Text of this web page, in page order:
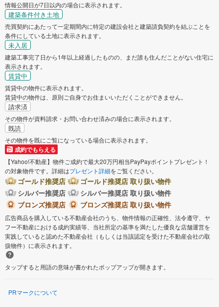
情報公開日が7日以内の場合に表示されます。
建築条件付き土地
売買契約にあたって一定期間内に特定の建設会社と建築請負契約を結ぶことを
条件にしている土地に表示されます。
未入居
建築工事完了日から1年以上経過したものの、まだ誰も住んだことがない住宅に
表示されます。
賃貸中
賃貸中の物件に表示されます。
賃貸中の物件は、原則ご自身でお住まいいただくことができません。
請求済
その物件が資料請求・お問い合わせ済みの場合に表示されます。
既読
その物件を既にご覧になっている場合に表示されます。
成約でもらえる
【Yahoo!不動産】物件ご成約で最大20万円相当PayPayポイントプレゼント！
の対象物件です。詳細はプレゼント詳細をご覧ください。
ゴールド推奨店
ゴールド推奨店 取り扱い物件
シルバー推奨店
シルバー推奨店 取り扱い物件
ブロンズ推奨店
ブロンズ推奨店 取り扱い物件
広告商品を購入している不動産会社のうち、物件情報の正確性、法令遵守、ヤ
フー不動産における成約実績等、当社所定の基準を満たした優良な店舗運営を
実践していると認めた不動産会社（もしくは当該認定を受けた不動産会社の取
扱物件）に表示されます。
タップすると用語の意味が書かれたポップアップが開きます。
PRマークについて